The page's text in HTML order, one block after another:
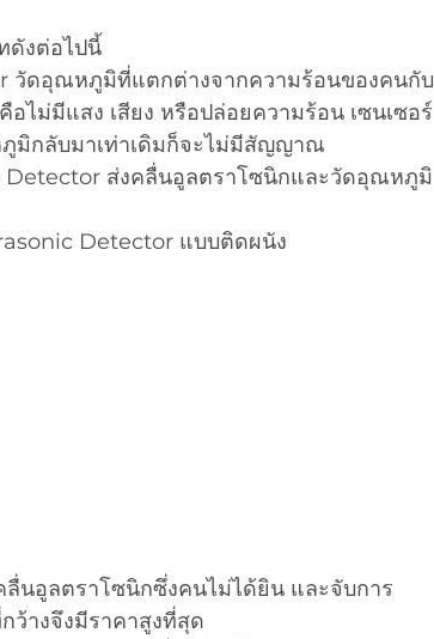
ดังต่อไปนี้
วัดอุณหภูมิที่แตกต่างจากความร้อนของคนกับ
ไม่มีแสง เสียง หรือปล่อยความร้อน เซนเซอร์
มิกลับมาเท่าเดิมก็จะไม่มีสัญญาณ
ส่งคลื่นอูลตราโซนิกและวัดอุณหภูมิ
Detector แบบติดผนัง
นอูลตราโซนิกซึ่งคนไม่ได้ยิน และจับการ
ว้างจึงมีราคาสูงที่สุด